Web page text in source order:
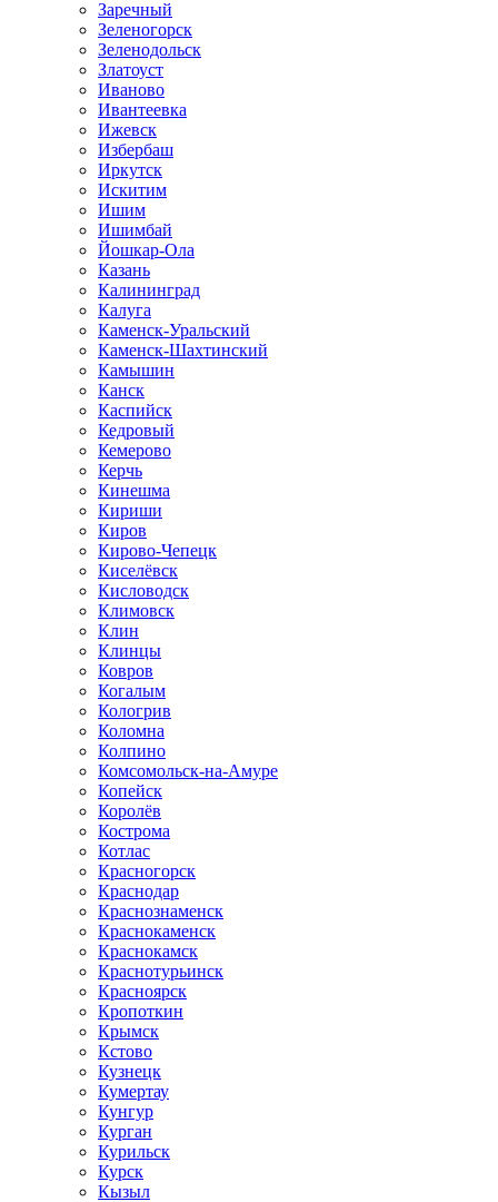
Заречный
Зеленогорск
Зеленодольск
Златоуст
Иваново
Ивантеевка
Ижевск
Избербаш
Иркутск
Искитим
Ишим
Ишимбай
Йошкар-Ола
Казань
Калининград
Калуга
Каменск-Уральский
Каменск-Шахтинский
Камышин
Канск
Каспийск
Кедровый
Кемерово
Керчь
Кинешма
Кириши
Киров
Кирово-Чепецк
Киселёвск
Кисловодск
Климовск
Клин
Клинцы
Ковров
Когалым
Кологрив
Коломна
Колпино
Комсомольск-на-Амуре
Копейск
Королёв
Кострома
Котлас
Красногорск
Краснодар
Краснознаменск
Краснокаменск
Краснокамск
Краснотурьинск
Красноярск
Кропоткин
Крымск
Кстово
Кузнецк
Кумертау
Кунгур
Курган
Курильск
Курск
Кызыл